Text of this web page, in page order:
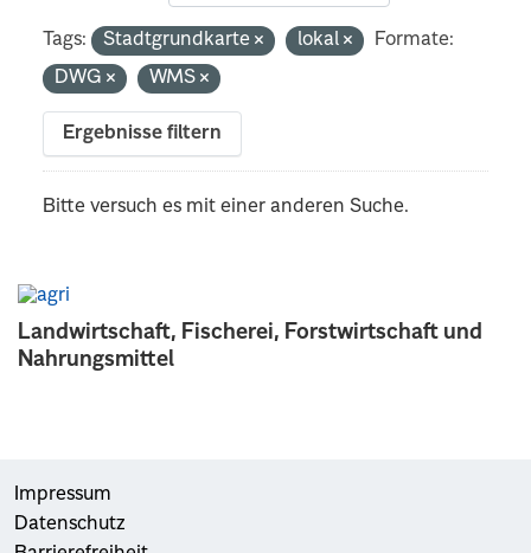
Landwirtschaft, Fischerei, Forstwirtschaft und
Nahrungsmittel
Tags: Stadtgrundkarte lokal
Formate:
DWG
WMS
Ergebnisse filtern
Bitte versuch es mit einer anderen Suche.
Impressum
Datenschutz